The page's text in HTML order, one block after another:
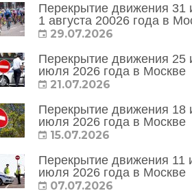
Перекрытие движения 31
1 августа 20026 года в
29.07.2026
Перекрытие движения 25
июля 2026 года в Москве
21.07.2026
Перекрытие движения 18
июля 2026 года в Москве
15.07.2026
Перекрытие движения 11
июля 2026 года в Москве
07.07.2026